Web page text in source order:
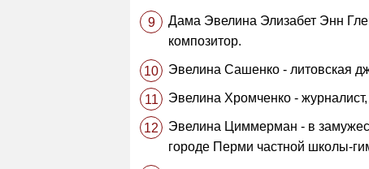
Дама Эвелина Элизабет Энн
композитор.
Эвелина Сашенко - литовская
Эвелина Хромченко -
Эвелина Циммерман - в
городе Перми частной школы-